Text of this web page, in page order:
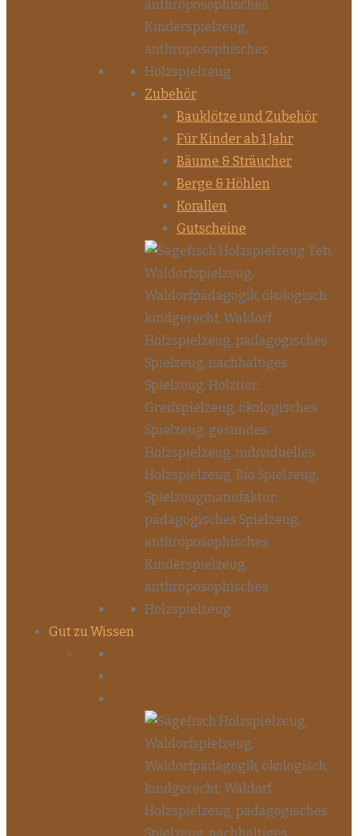
Zubehör
Bauklötze und Zubehör
Für Kinder ab 1 Jahr
Bäume & Sträucher
Berge & Höhlen
Korallen
Gutscheine
Gut zu Wissen